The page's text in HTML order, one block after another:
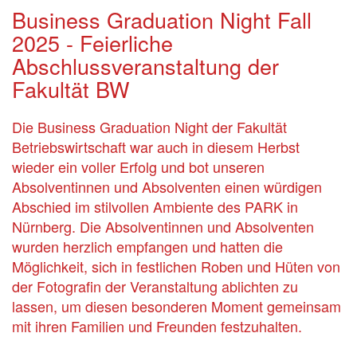
Business Graduation Night Fall
2025 - Feierliche
Abschlussveranstaltung der
Fakultät BW
Die Business Graduation Night der Fakultät
Betriebswirtschaft war auch in diesem Herbst
wieder ein voller Erfolg und bot unseren
Absolventinnen und Absolventen einen würdigen
Abschied im stilvollen Ambiente des PARK in
Nürnberg. Die Absolventinnen und Absolventen
wurden herzlich empfangen und hatten die
Möglichkeit, sich in festlichen Roben und Hüten von
der Fotografin der Veranstaltung ablichten zu
lassen, um diesen besonderen Moment gemeinsam
mit ihren Familien und Freunden festzuhalten.